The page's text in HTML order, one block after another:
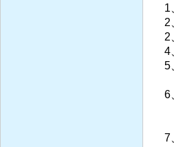
1
2
2
4
5
6
7